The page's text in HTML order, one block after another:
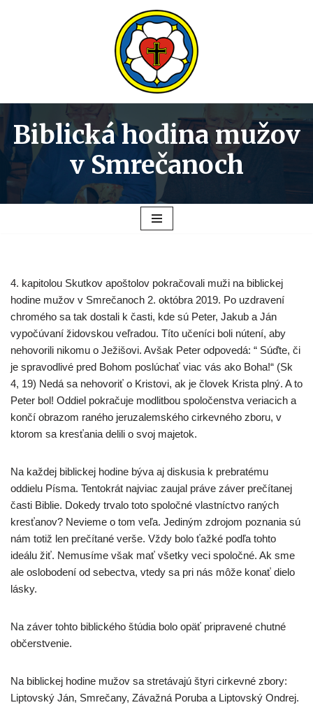
Biblická hodina mužov
v Smrečanoch
4. kapitolou Skutkov apoštolov pokračovali muži na biblickej
hodine mužov v Smrečanoch 2. októbra 2019. Po uzdravení
chromého sa tak dostali k časti, kde sú Peter, Jakub a Ján
vypočúvaní židovskou veľradou. Títo učeníci boli nútení, aby
nehovorili nikomu o Ježišovi. Avšak Peter odpovedá: “ Súďte, či
je spravodlivé pred Bohom poslúchať viac vás ako Boha!“ (Sk
4, 19) Nedá sa nehovoriť o Kristovi, ak je človek Krista plný. A to
Peter bol! Oddiel pokračuje modlitbou spoločenstva veriacich a
končí obrazom raného jeruzalemského cirkevného zboru, v
ktorom sa kresťania delili o svoj majetok.
Na každej biblickej hodine býva aj diskusia k prebratému
oddielu Písma. Tentokrát najviac zaujal práve záver prečítanej
časti Biblie. Dokedy trvalo toto spoločné vlastníctvo raných
kresťanov? Nevieme o tom veľa. Jediným zdrojom poznania sú
nám totiž len prečítané verše. Vždy bolo ťažké podľa tohto
ideálu žiť. Nemusíme však mať všetky veci spoločné. Ak sme
ale oslobodení od sebectva, vtedy sa pri nás môže konať dielo
lásky.
Na záver tohto biblického štúdia bolo opäť pripravené chutné
občerstvenie.
Na biblickej hodine mužov sa stretávajú štyri cirkevné zbory:
Liptovský Ján, Smrečany, Závažná Poruba a Liptovský Ondrej.